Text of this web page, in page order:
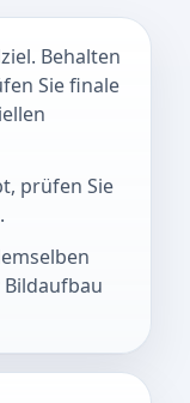
Behalten
Sie finale
prüfen Sie